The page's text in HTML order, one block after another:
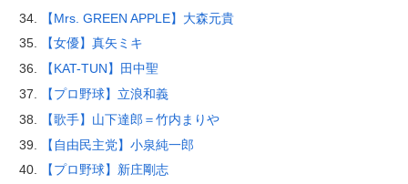
【Mrs. GREEN APPLE】大森元貴
【女優】真矢ミキ
【KAT-TUN】田中聖
【プロ野球】立浪和義
【歌手】山下達郎＝竹内まりや
【自由民主党】小泉純一郎
【プロ野球】新庄剛志